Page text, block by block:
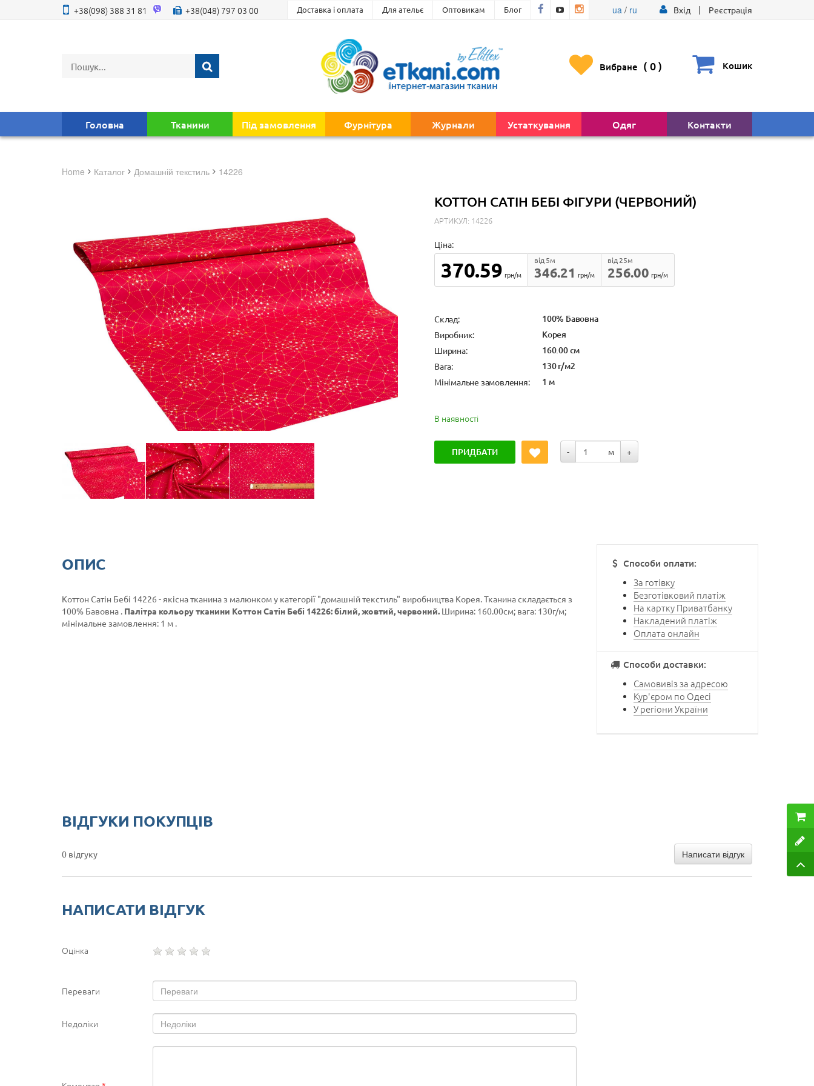
+38(098) 388 31 81 +38(048) 797 03 00 Доставка і оплата Для ательє Оптовикам Блог ua/ ru Вхід Реєстрація
Вибране ( 0) Кошик
Головна Тканини Під замовлення Фурнітура Журнали Устаткування Одяг Контакти
Home Каталог домашній текстиль 14226
КОТТОН САТІН БЕБІ ФІГУРИ (ЧЕРВОНИЙ)
АРТИКУЛ: 14226
Ціна:
370.59 грн/м 346.21
від 5м
грн/м
256.00
від 25м
грн/м
Cклад: 100% Бавовна
Виробник: Корея
Ширина: 160.00 см
Вага: 130 г/м2
Мінімальне замовлення: 1 м
В наявності
ПРИДБАТИ - м +
ОПИС
Коттон Сатін Бебі 14226 - якісна тканина з малюнком у категорії "домашній текстиль" виробництва Корея. Тканина складається з
100% Бавовна . Палітра кольору тканини Коттон Сатін Бебі 14226: білий, жовтий, червоний. Ширина: 160.00см; вага: 130г/м;
мінімальне замовлення: 1 м .
Способи оплати:
За готівку
Безготівковий платіж
На картку Приватбанку
Накладений платіж
Оплата онлайн
Способи доставки:
Самовивіз за адресою
Кур'єром по Одесі
У регіони України
ВІДГУКИ ПОКУПЦІВ
0 відгуку Написати відгук
НАПИСАТИ ВІДГУК
Оцінка
Переваги
Недоліки